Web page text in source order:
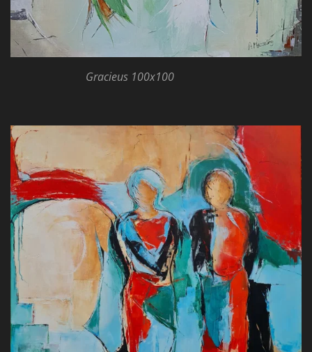
Gracieus 100x100